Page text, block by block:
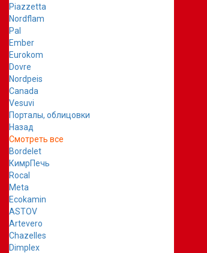
Piazzetta
Nordflam
Pal
Ember
Eurokom
Dovre
Nordpeis
Canada
Vesuvi
Порталы, облицовки
Назад
Смотреть все
Bordelet
КимрПечь
Rocal
Meta
Ecokamin
ASTOV
Artevero
Chazelles
Dimplex